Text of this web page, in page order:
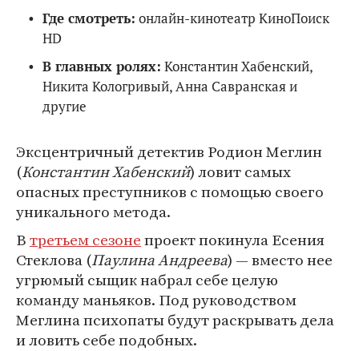
Где смотреть: онлайн-кинотеатр КиноПоиск
HD
В главных ролях: Константин Хабенский,
Никита Кологривый, Анна Савранская и
другие
Эксцентричный детектив Родион Меглин
(Константин Хабенский) ловит самых
опасных преступников с помощью своего
уникального метода.
Втретьем сезонепроект покинула Есения
Стеклова (Паулина Андреева) — вместо нее
угрюмый сыщик набрал себе целую
команду маньяков. Под руководством
Меглина психопаты будут раскрывать дела
и ловить себе подобных.